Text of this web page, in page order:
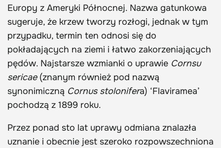
Europy z Ameryki Północnej. Nazwa gatunkowa
sugeruje, że krzew tworzy rozłogi, jednak w tym
przypadku, termin ten odnosi się do
pokładających na ziemi i łatwo zakorzeniających
pędów. Najstarsze wzmianki o uprawie Cornsu
sericae(znanym również pod nazwą
synonimiczną Cornus stolonifera) ‘Flaviramea’
pochodzą z 1899 roku.
Przez ponad sto lat uprawy odmiana znalazła
uznanie i obecnie jest szeroko rozpowszechniona